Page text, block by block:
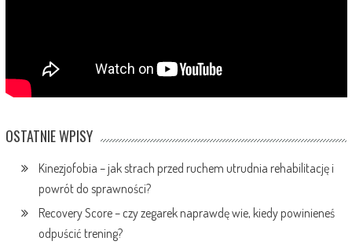
OSTATNIE WPISY
Kinezjofobia – jak strach przed ruchem utrudnia rehabilitację i
powrót do sprawności?
Recovery Score – czy zegarek naprawdę wie, kiedy powinieneś
odpuścić trening?